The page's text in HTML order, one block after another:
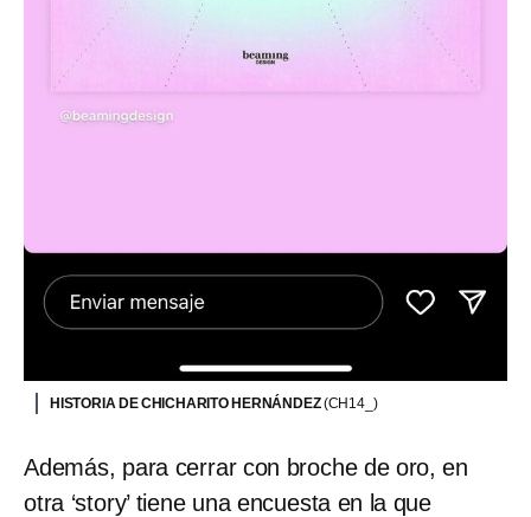
HISTORIA DE CHICHARITO HERNÁNDEZ(CH14_)
Además, para cerrar con broche de oro, en
otra ‘story’ tiene una encuesta en la que